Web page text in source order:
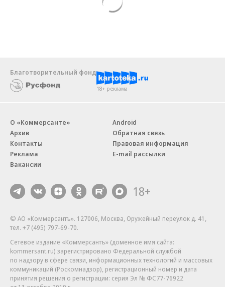
Благотворительный фонд
18+ реклама
О «Коммерсанте»
Архив
Контакты
Реклама
Вакансии
Android
Обратная связь
Правовая информация
E-mail рассылки
18+
© АО «Коммерсантъ». 127006, Москва, Оружейный переулок д. 41,
тел. +7 (495) 797-69-70.
Сетевое издание «Коммерсантъ» (доменное имя сайта:
kommersant.ru) зарегистрировано Федеральной службой
по надзору в сфере связи, информационных технологий и массовых
коммуникаций (Роскомнадзор), регистрационный номер и дата
принятия решения о регистрации: серия Эл № ФС77-76922